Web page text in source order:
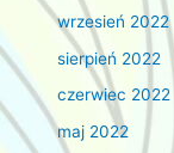
wrzesień 2022
sierpień 2022
czerwiec 2022
maj 2022